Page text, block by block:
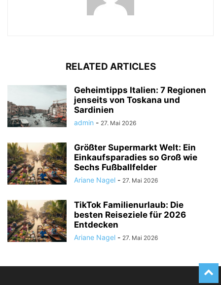
RELATED ARTICLES
Geheimtipps Italien: 7 Regionen
jenseits von Toskana und
Sardinien
admin - 27. Mai 2026
Größter Supermarkt Welt: Ein
Einkaufsparadies so Groß wie
Sechs Fußballfelder
Ariane Nagel - 27. Mai 2026
TikTok Familienurlaub: Die
besten Reiseziele für 2026
Entdecken
Ariane Nagel - 27. Mai 2026